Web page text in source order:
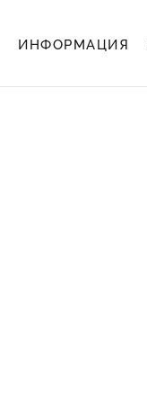
ИНФОРМАЦИЯ